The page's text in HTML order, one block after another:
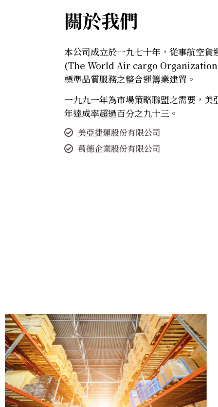
關於我們
本公司成立於一九七十年，從事航空
(The World Air cargo
標準品質服務之整合運籌業建置。
一九九一年為市場策略聯盟之需要，
年達成率超過百分之九十三。
美亞捷運股份有限公司
萬德企業股份有限公司